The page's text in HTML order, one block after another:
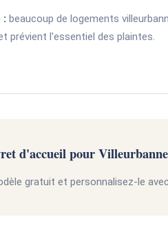
:beaucoup de logements
prévient l'essentiel des plaintes.
d'accueil pour Villeurbanne
gratuit et personnalisez-le